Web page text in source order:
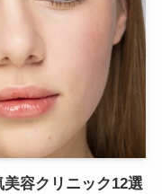
容クリニック12選